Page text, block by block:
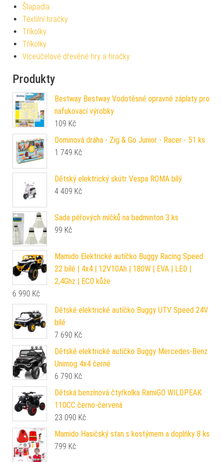
Šlapadla
Textilní hračky
Tříkolky
Tříkolky
Víceúčelové dřevěné hry a hračky
Produkty
Bestway Bestway Vodotěsné opravné záplaty pro
nafukovací výrobky
109 Kč
Dominová dráha - Zig & Go Junior - Racer - 51 ks
1 749 Kč
Dětský elektrický skútr Vespa ROMA bílý
4 409 Kč
Sada péřových míčků na badminton 3 ks
99 Kč
Mamido Elektrické autíčko Buggy Racing Speed
22 bílé | 4x4 | 12V10Ah | 180W | EVA | LED |
2,4Ghz | ECO kůže
6 990 Kč
Dětské elektrické autíčko Buggy UTV Speed 24V
bílé
7 690 Kč
Dětské elektrické autíčko Buggy Mercedes-Benz
Unimog 4x4 černé
6 790 Kč
Dětská benzínová čtyřkolka RamiGO WILDPEAK
110CC černo-červená
23 090 Kč
Mamido Hasičský stan s kostýmem a doplňky 8 ks
799 Kč